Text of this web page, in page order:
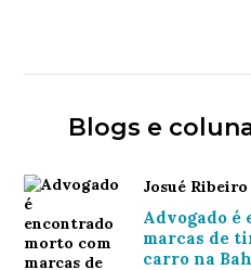
Blogs e
Josué Ribeiro
Advogado é
marcas de
carro na